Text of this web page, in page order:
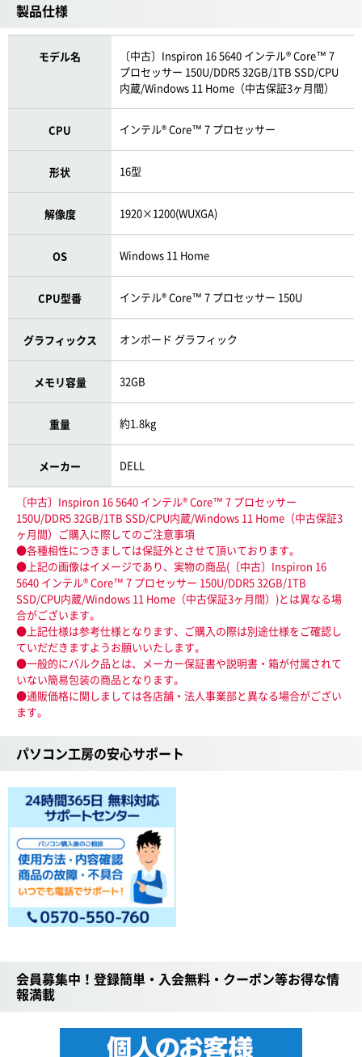
製品仕様
モデル名
〔中古〕Inspiron 16 5640 インテル® Core™ 7
プロセッサー 150U/DDR5 32GB/1TB SSD/CPU
内蔵/Windows 11 Home（中古保証3ヶ月間）
CPU インテル® Core™ 7 プロセッサー
形状 16型
解像度 1920×1200(WUXGA)
OS Windows 11 Home
CPU型番 インテル® Core™ 7 プロセッサー 150U
グラフィックス オンボード グラフィック
メモリ容量 32GB
重量 約1.8kg
メーカー DELL
〔中古〕Inspiron 16 5640 インテル® Core™ 7 プロセッサー
150U/DDR5 32GB/1TB SSD/CPU内蔵/Windows 11 Home（中古保証3
ヶ月間）ご購入に際してのご注意事項
●各種相性につきましては保証外とさせて頂いております。
●上記の画像はイメージであり、実物の商品(〔中古〕Inspiron 16
5640 インテル® Core™ 7 プロセッサー 150U/DDR5 32GB/1TB
SSD/CPU内蔵/Windows 11 Home（中古保証3ヶ月間）)とは異なる場
合がございます。
●上記仕様は参考仕様となります、ご購入の際は別途仕様をご確認し
ていだだきますようお願いいたします。
●一般的にバルク品とは、メーカー保証書や説明書・箱が付属されて
いない簡易包装の商品となります。
●通販価格に関しましては各店舗・法人事業部と異なる場合がござい
ます。
パソコン工房の安心サポート
会員募集中！登録簡単・入会無料・クーポン等お得な情
報満載